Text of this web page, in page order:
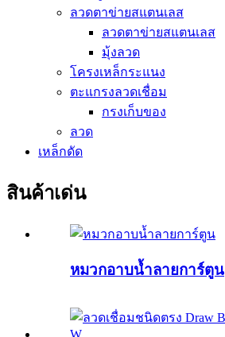
ลวดตาข่ายสแตนเลส
ลวดตาข่ายสแตนเลส
มุ้งลวด
โครงเหล็กระแนง
ตะแกรงลวดเชื่อม
กรงเก็บของ
ลวด
เหล็กดัด
สินค้าเด่น
หมวกอาบน้ำลายการ์ตูน